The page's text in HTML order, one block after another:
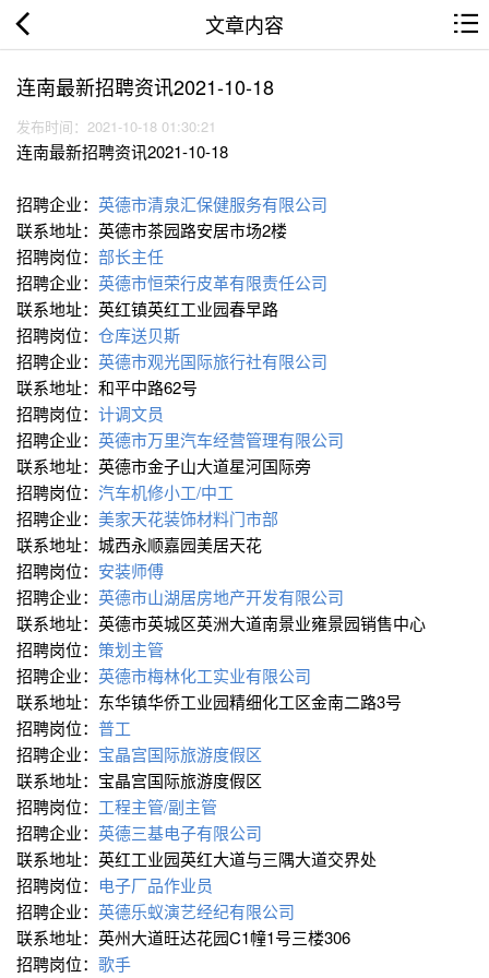
文章内容
连南最新招聘资讯2021-10-18
发布时间：2021-10-18 01:30:21
连南最新招聘资讯2021-10-18
招聘企业： 英德市清泉汇保健服务有限公司
联系地址：英德市茶园路安居市场2楼
招聘岗位： 部长主任
招聘企业： 英德市恒荣行皮革有限责任公司
联系地址：英红镇英红工业园春早路
招聘岗位： 仓库送贝斯
招聘企业： 英德市观光国际旅行社有限公司
联系地址：和平中路62号
招聘岗位： 计调文员
招聘企业： 英德市万里汽车经营管理有限公司
联系地址：英德市金子山大道星河国际旁
招聘岗位： 汽车机修小工/中工
招聘企业： 美家天花装饰材料门市部
联系地址：城西永顺嘉园美居天花
招聘岗位： 安装师傅
招聘企业： 英德市山湖居房地产开发有限公司
联系地址：英德市英城区英洲大道南景业雍景园销售中心
招聘岗位： 策划主管
招聘企业： 英德市梅林化工实业有限公司
联系地址：东华镇华侨工业园精细化工区金南二路3号
招聘岗位： 普工
招聘企业： 宝晶宫国际旅游度假区
联系地址：宝晶宫国际旅游度假区
招聘岗位： 工程主管/副主管
招聘企业： 英德三基电子有限公司
联系地址：英红工业园英红大道与三隅大道交界处
招聘岗位： 电子厂品作业员
招聘企业： 英德乐蚁演艺经纪有限公司
联系地址：英州大道旺达花园C1幢1号三楼306
招聘岗位： 歌手